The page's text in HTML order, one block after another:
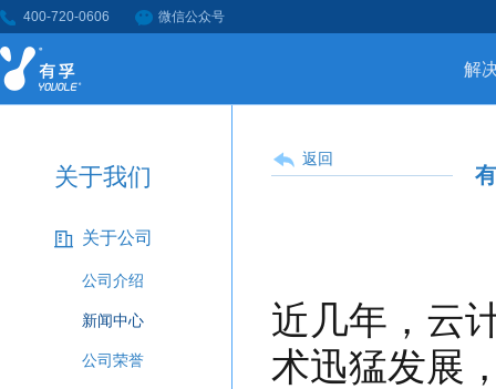
400-720-0606 微信公众号
解
关于我们
关于公司
公司介绍
新闻中心
公司荣誉
返回
近几年，云
术迅猛发展